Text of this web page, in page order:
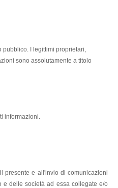
I legittimi proprietari,
sono assolutamente a titolo
informazioni.
presente e all'invio di comunicazioni
e delle società ad essa collegate e/o